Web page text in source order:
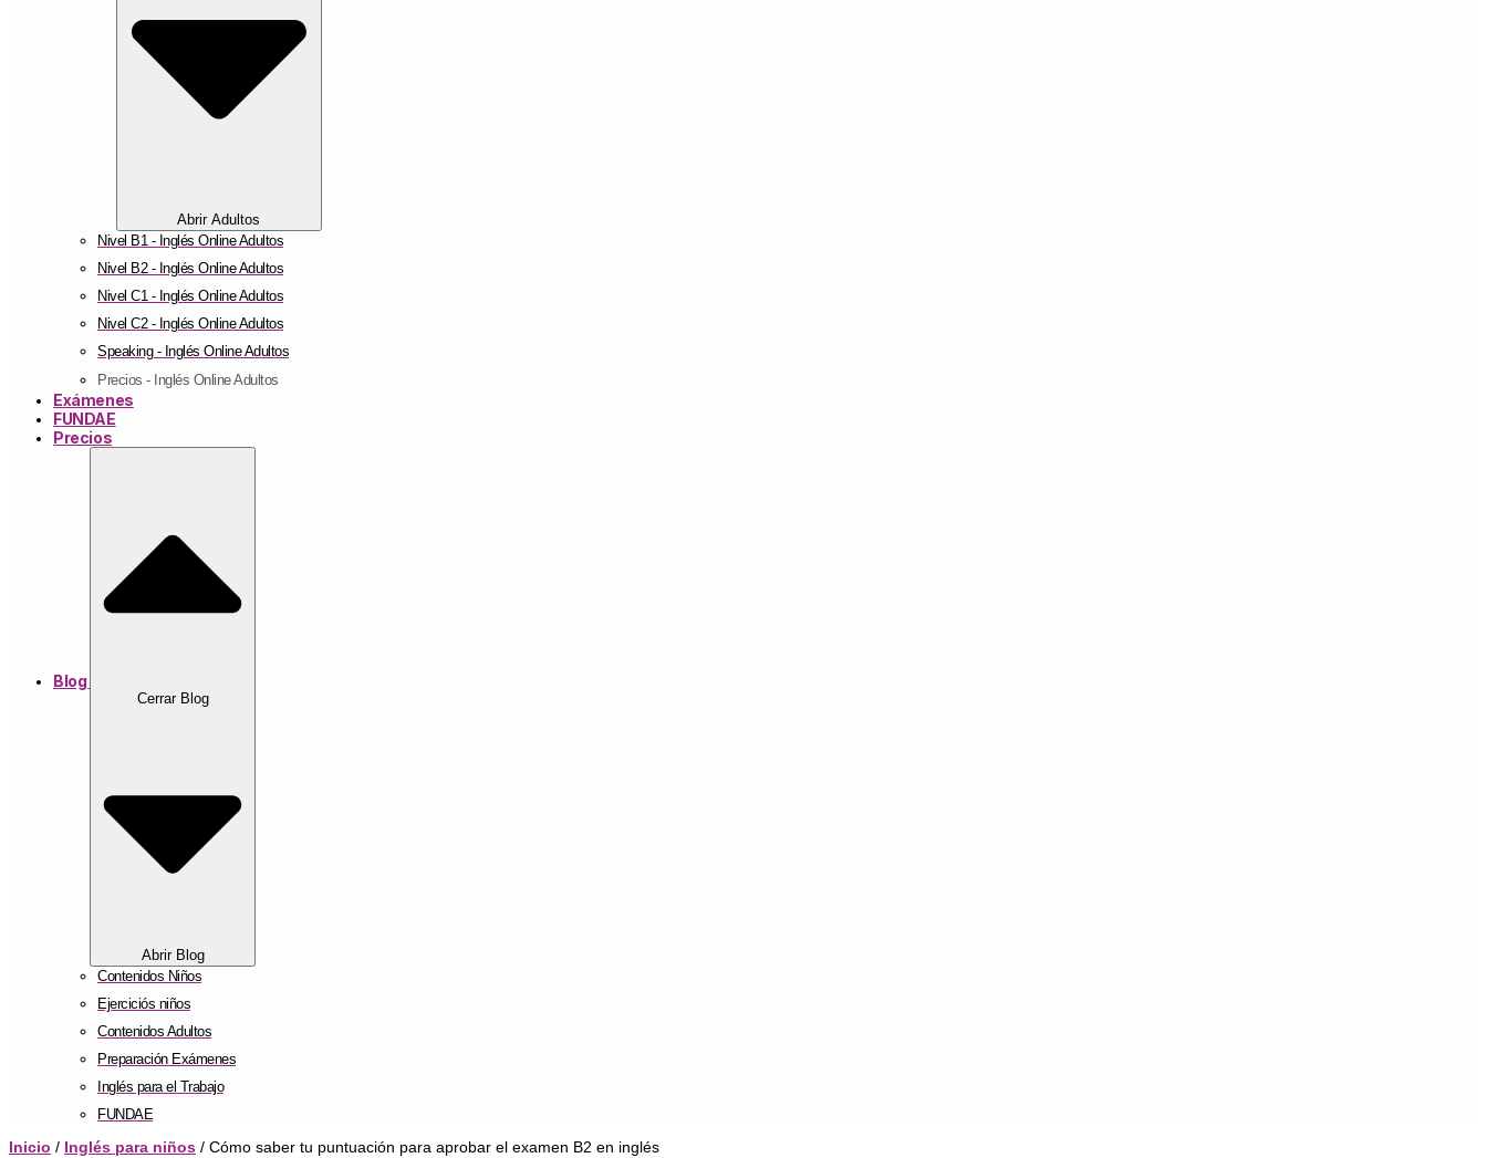
Abrir Adultos
Nivel B1 - Inglés Online Adultos
Nivel B2 - Inglés Online Adultos
Nivel C1 - Inglés Online Adultos
Nivel C2 - Inglés Online Adultos
Speaking - Inglés Online Adultos
Precios - Inglés Online Adultos
Exámenes
FUNDAE
Precios
Blog
Cerrar Blog
Abrir Blog
Contenidos Niños
Ejerciciós niños
Contenidos Adultos
Preparación Exámenes
Inglés para el Trabajo
FUNDAE
Inicio / Inglés para niños / Cómo saber tu puntuación para aprobar el examen B2 en inglés